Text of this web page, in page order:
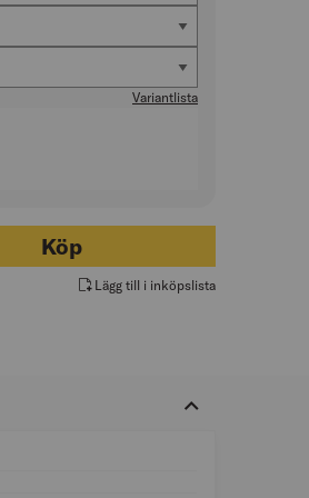
Variantlista
K20-70
Köp
Lägg till i inköpslista